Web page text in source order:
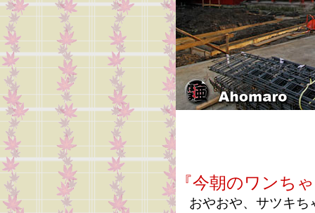
『今朝のワンち
おやおや、サツキち